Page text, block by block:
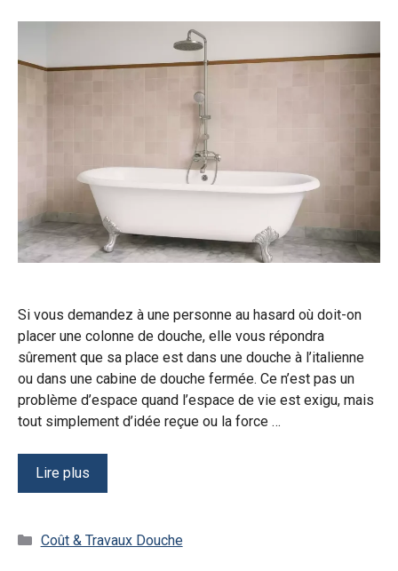
Si vous demandez à une personne au hasard où doit-on
placer une colonne de douche, elle vous répondra
sûrement que sa place est dans une douche à l’italienne
ou dans une cabine de douche fermée. Ce n’est pas un
problème d’espace quand l’espace de vie est exigu, mais
tout simplement d’idée reçue ou la force …
Lire plus
Catégories
Coût & Travaux Douche